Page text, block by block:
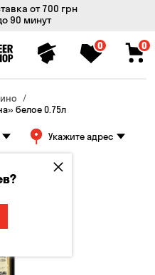
от 700 грн
90 минут
0 0
белое 0.75л
Укажите адрес